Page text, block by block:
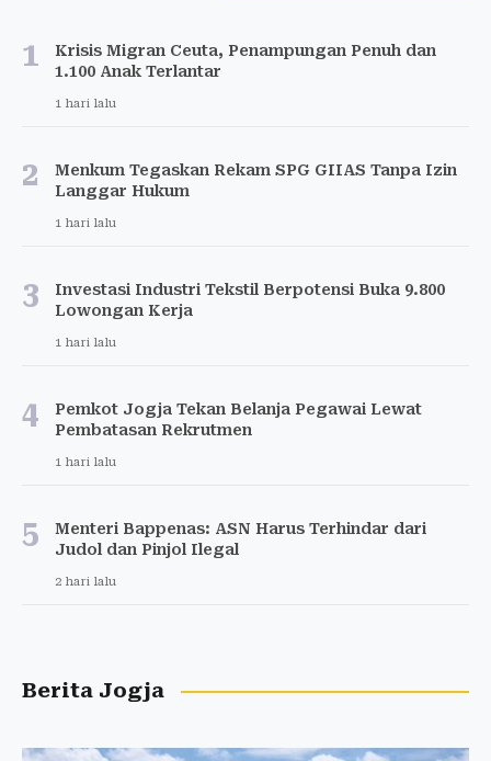
1
Krisis Migran Ceuta, Penampungan Penuh dan
1.100 Anak Terlantar
1 hari lalu
2
Menkum Tegaskan Rekam SPG GIIAS Tanpa Izin
Langgar Hukum
1 hari lalu
3
Investasi Industri Tekstil Berpotensi Buka 9.800
Lowongan Kerja
1 hari lalu
4
Pemkot Jogja Tekan Belanja Pegawai Lewat
Pembatasan Rekrutmen
1 hari lalu
5
Menteri Bappenas: ASN Harus Terhindar dari
Judol dan Pinjol Ilegal
2 hari lalu
Berita Jogja